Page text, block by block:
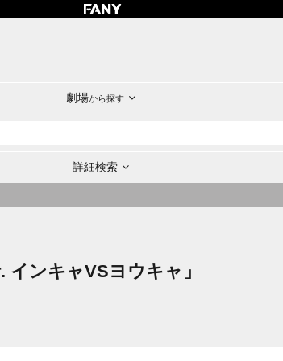
劇場から探す
詳細検索
ンキャVSヨウキャ」